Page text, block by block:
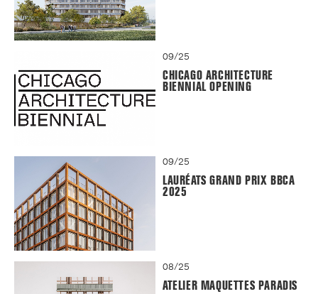
09/25
CHICAGO ARCHITECTURE
BIENNIAL OPENING
09/25
LAURÉATS GRAND PRIX BBCA
2025
08/25
ATELIER MAQUETTES PARADIS